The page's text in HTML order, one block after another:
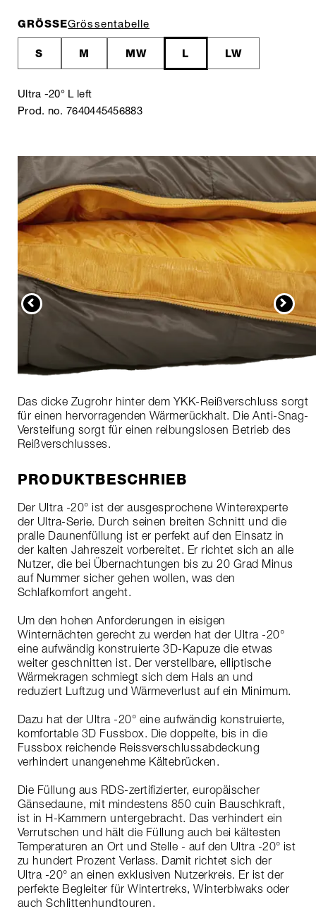
GRÖSSEGrössentabelle
S M MW L LW
Ultra -20° L left
Prod. no. 7640445456883
Das dicke Zugrohr hinter dem YKK-Reißverschluss sorgt
für einen hervorragenden Wärmerückhalt. Die Anti-Snag-
Versteifung sorgt für einen reibungslosen Betrieb des
Reißverschlusses.
PRODUKTBESCHRIEB
Der Ultra -20° ist der ausgesprochene Winterexperte
der Ultra-Serie. Durch seinen breiten Schnitt und die
pralle Daunenfüllung ist er perfekt auf den Einsatz in
der kalten Jahreszeit vorbereitet. Er richtet sich an alle
Nutzer, die bei Übernachtungen bis zu 20 Grad Minus
auf Nummer sicher gehen wollen, was den
Schlafkomfort angeht.
Um den hohen Anforderungen in eisigen
Winternächten gerecht zu werden hat der Ultra -20°
eine aufwändig konstruierte 3D-Kapuze die etwas
weiter geschnitten ist. Der verstellbare, elliptische
Wärmekragen schmiegt sich dem Hals an und
reduziert Luftzug und Wärmeverlust auf ein Minimum.
Dazu hat der Ultra -20° eine aufwändig konstruierte,
komfortable 3D Fussbox. Die doppelte, bis in die
Fussbox reichende Reissverschlussabdeckung
verhindert unangenehme Kältebrücken.
Die Füllung aus RDS-zertifizierter, europäischer
Gänsedaune, mit mindestens 850 cuin Bauschkraft,
ist in H-Kammern untergebracht. Das verhindert ein
Verrutschen und hält die Füllung auch bei kältesten
Temperaturen an Ort und Stelle - auf den Ultra -20° ist
zu hundert Prozent Verlass. Damit richtet sich der
Ultra -20° an einen exklusiven Nutzerkreis. Er ist der
perfekte Begleiter für Wintertreks, Winterbiwaks oder
auch Schlittenhundtouren.